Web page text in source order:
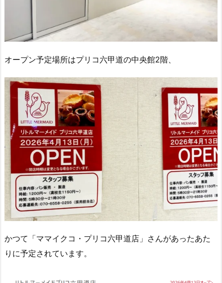
オープン予定場所はプリコ六甲道の中央館2階、
かつて「ママイクコ・プリコ六甲道店」さんがあったあた
りに予定されています。